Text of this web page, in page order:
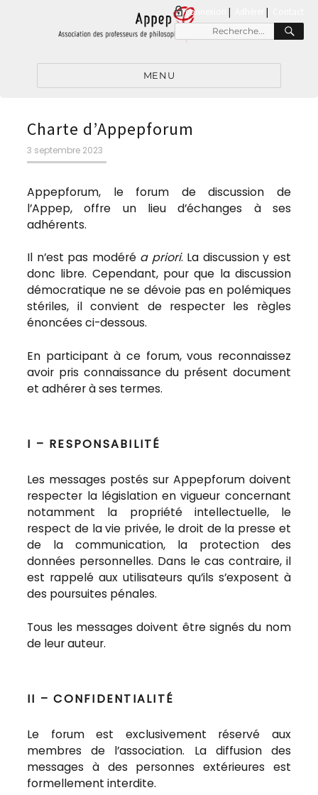
connexion |
Recherche
pour
MENU
Charte d’Appepforum
Publié
le
3 septembre 2023
Appepforum, le forum de discussion de
l’Appep, offre un lieu d’échanges à ses
adhérents.
Il n’est pas modéré a priori. La discussion y est
donc libre. Cependant, pour que la discussion
démocratique ne se dévoie pas en polémiques
stériles, il convient de respecter les règles
énoncées ci-dessous.
En participant à ce forum, vous reconnaissez
avoir pris connaissance du présent document
et adhérer à ses termes.
I – RESPONSABILITÉ
Les messages postés sur Appepforum doivent
respecter la législation en vigueur concernant
notamment la propriété intellectuelle, le
respect de la vie privée, le droit de la presse et
de la communication, la protection des
données personnelles. Dans le cas contraire, il
est rappelé aux utilisateurs qu’ils s’exposent à
des poursuites pénales.
Tous les messages doivent être signés du nom
de leur auteur.
II – CONFIDENTIALITÉ
Le forum est exclusivement réservé aux
membres de l’association. La diffusion des
messages à des personnes extérieures est
formellement interdite.